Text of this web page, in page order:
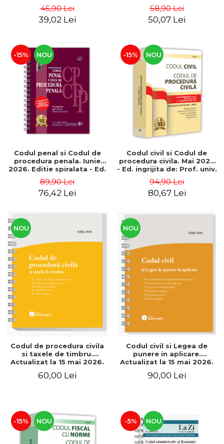
45,90 Lei
39,02 Lei
58,90 Lei
50,07 Lei
-15% NOU
Codul penal si Codul de
procedura penala. Iunie
2026. Editie spiralata - Ed.
Dan Lupascu
89,90 Lei
76,42 Lei
-15% NOU
Codul civil si Codul de
procedura civila. Mai 2026
- Ed. ingrijita de: Prof. univ.
94,90 Lei
80,67 Lei
NOU
Codul de procedura civila
si taxele de timbru.
Actualizat la 15 mai 2026.
60,00 Lei
NOU
Codul civil si Legea de
punere in aplicare.
Actualizat la 15 mai 2026.
90,00 Lei
-15% NOU -5% NOU